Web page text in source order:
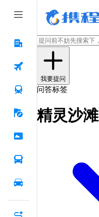
我要提问
问答标签
精灵沙滩